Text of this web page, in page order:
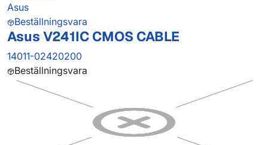
Asus
Beställningsvara
Asus V241IC CMOS CABLE
14011-02420200
Beställningsvara